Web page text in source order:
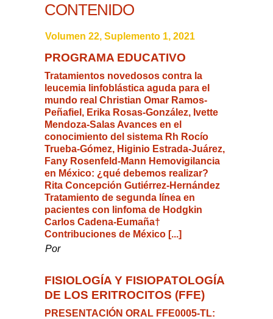
CONTENIDO
Volumen 22, Suplemento 1, 2021
PROGRAMA EDUCATIVO
Tratamientos novedosos contra la
leucemia linfoblástica aguda para el
mundo real Christian Omar Ramos-
Peñafiel, Erika Rosas-González, Ivette
Mendoza-Salas Avances en el
conocimiento del sistema Rh Rocío
Trueba-Gómez, Higinio Estrada-Juárez,
Fany Rosenfeld-Mann Hemovigilancia
en México: ¿qué debemos realizar?
Rita Concepción Gutiérrez-Hernández
Tratamiento de segunda línea en
pacientes con linfoma de Hodgkin
Carlos Cadena-Eumaña†
Contribuciones de México [...]
Por
FISIOLOGÍA Y FISIOPATOLOGÍA
DE LOS ERITROCITOS (FFE)
PRESENTACIÓN ORAL FFE0005-TL: